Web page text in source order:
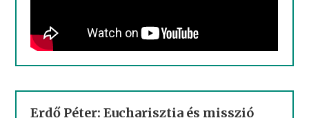
Erdő Péter: Eucharisztia és misszió